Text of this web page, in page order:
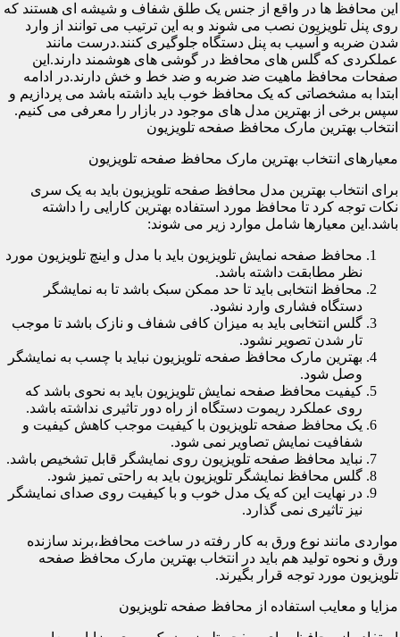
این محافظ ها در واقع از جنس یک طلق شفاف و شیشه ای هستند که
روی پنل تلویزیون نصب می شوند و به این ترتیب می توانند از وارد
شدن ضربه و آسیب به پنل دستگاه جلوگیری کنند.درست مانند
عملکردی که گلس های محافظ در گوشی های هوشمند دارند.این
صفحات محافظ ماهیت ضد ضربه و ضد خط و خش دارند.در ادامه
ابتدا به مشخصاتی که یک محافظ خوب باید داشته باشد می پردازیم و
سپس برخی از بهترین مدل های موجود در بازار را معرفی می کنیم.
انتخاب بهترین مارک محافظ صفحه تلویزیون
معیارهای انتخاب بهترین مارک محافظ صفحه تلویزیون
برای انتخاب بهترین مدل محافظ صفحه تلویزیون باید به یک سری
نکات توجه کرد تا محافظ مورد استفاده بهترین کارایی را داشته
باشد.این معیارها شامل موارد زیر می شوند:
محافظ صفحه نمایش تلویزیون باید با مدل و اینچ تلویزیون مورد
نظر مطابقت داشته باشد.
محافظ انتخابی باید تا حد ممکن سبک باشد تا به نمایشگر
دستگاه فشاری وارد نشود.
گلس انتخابی باید به میزان کافی شفاف و نازک باشد تا موجب
تار شدن تصویر نشود.
بهترین مارک محافظ صفحه تلویزیون نباید با چسب به نمایشگر
وصل شود.
کیفیت محافظ صفحه نمایش تلویزیون باید به نحوی باشد که
روی عملکرد ریموت دستگاه از راه دور تاثیری نداشته باشد.
یک محافظ صفحه تلویزیون با کیفیت موجب کاهش کیفیت و
شفافیت نمایش تصاویر نمی شود.
نباید محافظ صفحه تلویزیون روی نمایشگر قابل تشخیص باشد.
گلس محافظ نمایشگر تلویزیون باید به راحتی تمیز شود.
در نهایت این که یک مدل خوب و با کیفیت روی صدای نمایشگر
نیز تاثیری نمی گذارد.
مواردی مانند نوع ورق به کار رفته در ساخت محافظ،برند سازنده
ورق و نحوه تولید هم باید در انتخاب بهترین مارک محافظ صفحه
تلویزیون مورد توجه قرار بگیرند.
مزایا و معایب استفاده از محافظ صفحه تلویزیون